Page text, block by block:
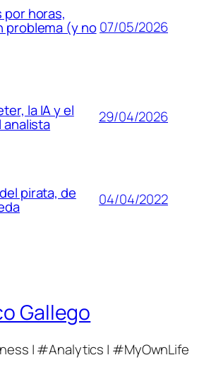
por horas,
problema (y no 07/05/2026
la IA y el
analista 29/04/2026
pirata, de 04/04/2022
Gallego
| #Analytics | #MyOwnLife